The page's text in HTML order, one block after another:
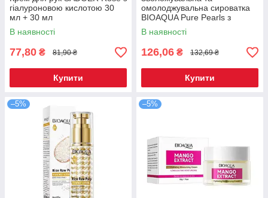
гіалуроновою кислотою 30
мл + 30 мл
В наявності
77,80 ₴ 81,90 ₴
Купити
омолоджувальна сироватка
BIOAQUA Pure Pearls з
натуральною перловою
пудрою 35 г (BQY04185)
В наявності
126,06 ₴ 132,69 ₴
Купити
–5% –5%